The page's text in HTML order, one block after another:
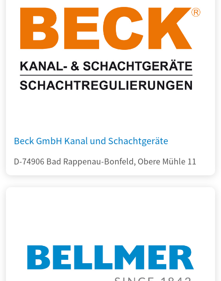
Beck GmbH Kanal und Schachtgeräte
D-74906 Bad Rappenau-Bonfeld, Obere Mühle 11